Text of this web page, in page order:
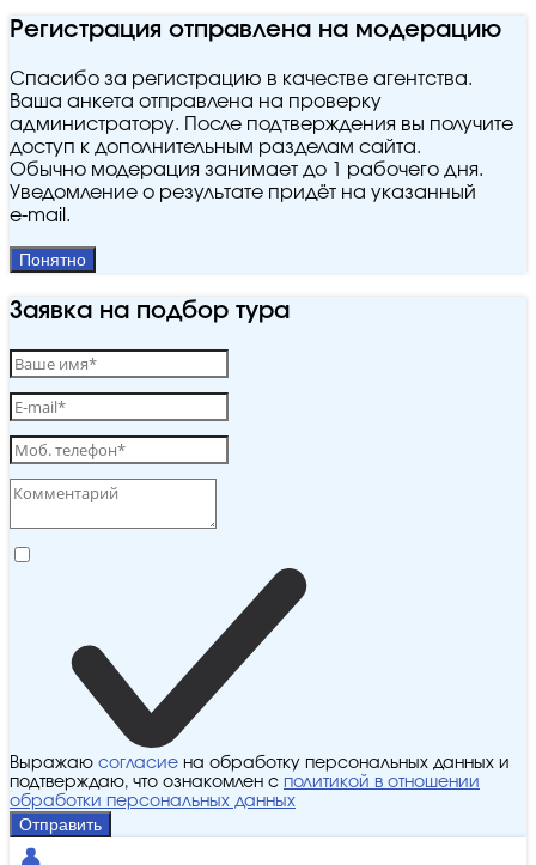
Регистрация отправлена на модерацию
Спасибо за регистрацию в качестве агентства.
Ваша анкета отправлена на проверку
администратору. После подтверждения вы получите
доступ к дополнительным разделам сайта.
Обычно модерация занимает до 1 рабочего дня.
Уведомление о результате придёт на указанный
e‑mail.
Понятно
Заявка на подбор тура
Выражаю согласие на обработку персональных данных и
подтверждаю, что ознакомлен с политикой в отношении
обработки персональных данных
Отправить